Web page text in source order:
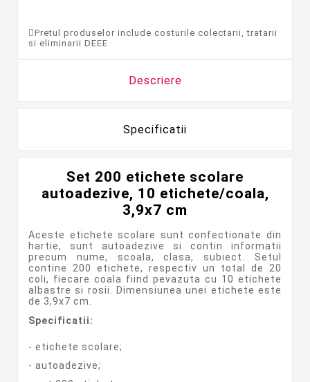
Pretul produselor include costurile colectarii, tratarii
si eliminarii DEEE
Descriere
Specificatii
Set 200 etichete scolare
autoadezive, 10 etichete/coala,
3,9x7 cm
Aceste etichete scolare sunt confectionate din
hartie, sunt autoadezive si contin informatii
precum nume, scoala, clasa, subiect. Setul
contine 200 etichete, respectiv un total de 20
coli, fiecare coala fiind pevazuta cu 10 etichete
albastre si rosii. Dimensiunea unei etichete este
de 3,9x7 cm.
Specificatii:
- etichete scolare;
- autoadezive;